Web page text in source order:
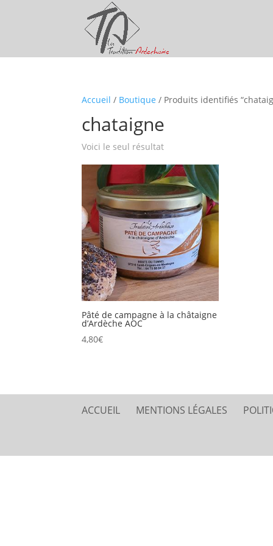
Accueil / Boutique / Produits identifiés
chataigne
Voici le seul résultat
Pâté de campagne à la châtaigne
d’Ardèche AOC
4,80€
ACCUEIL MENTIONS LÉGALES